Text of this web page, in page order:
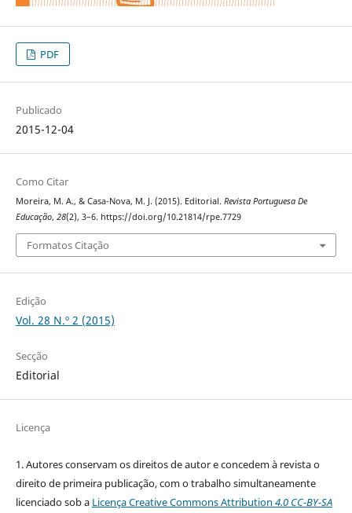
PDF
Publicado
2015-12-04
Como Citar
Moreira, M. A., & Casa-Nova, M. J. (2015). Editorial. Revista Portuguesa De
Educação, 28(2), 3–6. https://doi.org/10.21814/rpe.7729
Formatos Citação
Edição
Vol. 28 N.º 2 (2015)
Secção
Editorial
Licença
1. Autores conservam os direitos de autor e concedem à revista o
direito de primeira publicação, com o trabalho simultaneamente
licenciado sob a Licença Creative Commons Attribution 4.0 CC-BY-SA